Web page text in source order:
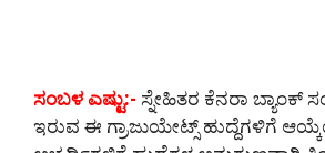
ಸಂಬಳ ಎಷ್ಟು:- ಸ್ನೇಹಿತರ ಕೆನರಾ ಬ್ಯಾಂಕ್
ಇರುವ ಈ ಗ್ರಾಜುಯೇಟ್ಸ್ ಹುದ್ದೆಗಳಿಗೆ